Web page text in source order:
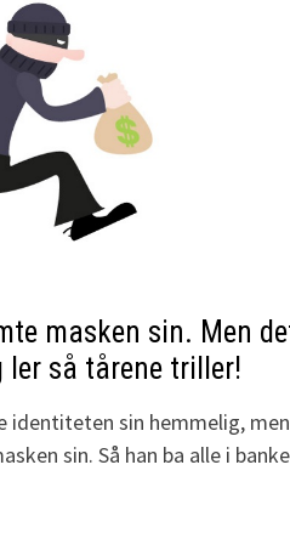
masken sin. Men
ler så tårene triller!
identiteten sin hemmelig, men
sin. Så han ba alle i